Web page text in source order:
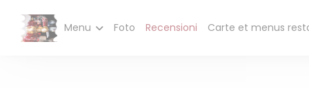
Menu Foto Recensioni Carte et menusCAFÉ -